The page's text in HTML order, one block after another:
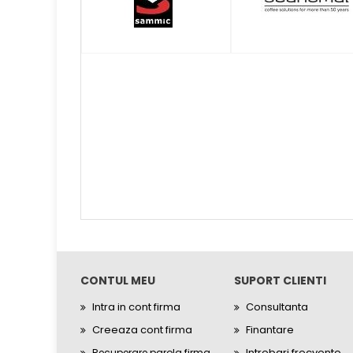
Plita Neteda
58
CONTUL MEU
Intra in cont firma
Creeaza cont firma
SUPORT CLIENTI
Consultanta
Finantare